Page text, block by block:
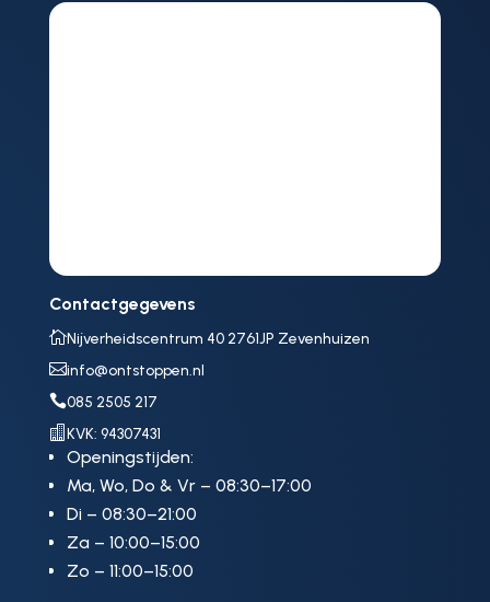
Contactgegevens
Nijverheidscentrum 40 2761JP Zevenhuizen
info@ontstoppen.nl
085 2505 217
 KVK: 94307431
Openingstijden:
Ma, Wo, Do & Vr – 08:30–17:00
Di – 08:30–21:00
Za – 10:00–15:00
Zo – 11:00–15:00